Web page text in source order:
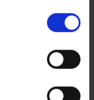
in qualsiasi
o facendo clic
posizione
are part of the
on the e-learning